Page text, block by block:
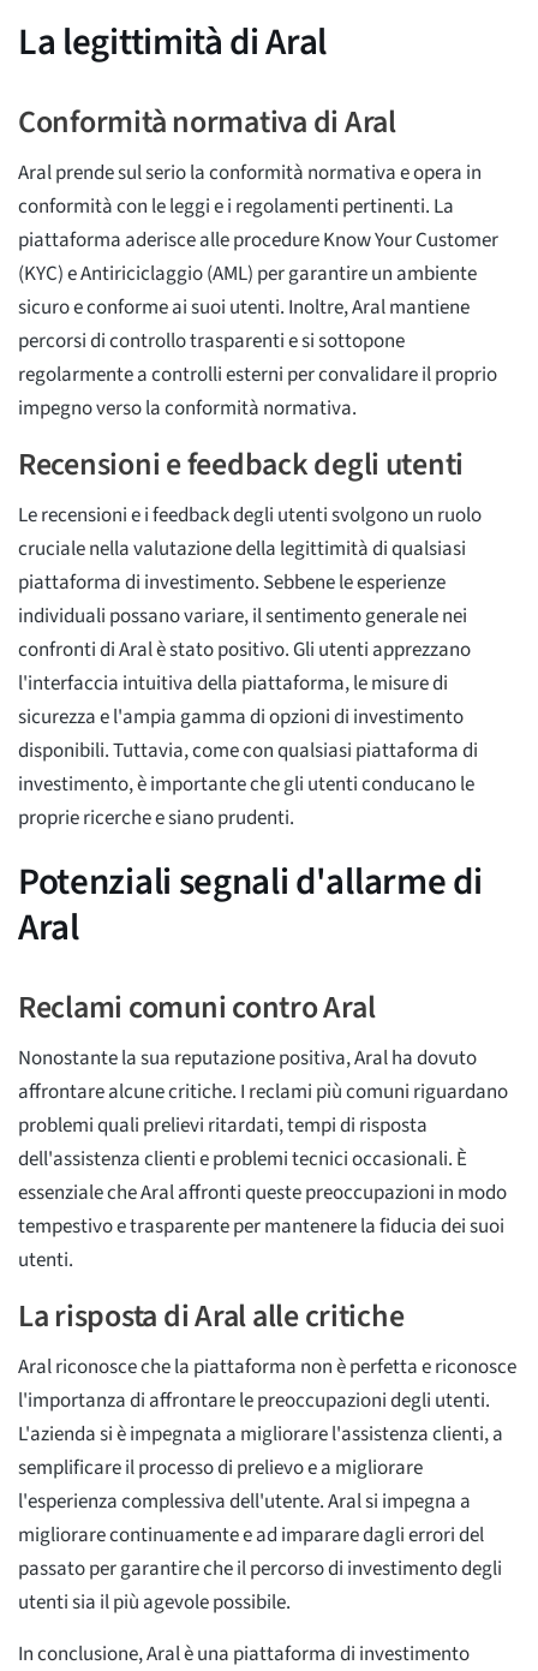
La legittimità di Aral
Conformità normativa di Aral
Aral prende sul serio la conformità normativa e opera in
conformità con le leggi e i regolamenti pertinenti. La
piattaforma aderisce alle procedure Know Your Customer
(KYC) e Antiriciclaggio (AML) per garantire un ambiente
sicuro e conforme ai suoi utenti. Inoltre, Aral mantiene
percorsi di controllo trasparenti e si sottopone
regolarmente a controlli esterni per convalidare il proprio
impegno verso la conformità normativa.
Recensioni e feedback degli utenti
Le recensioni e i feedback degli utenti svolgono un ruolo
cruciale nella valutazione della legittimità di qualsiasi
piattaforma di investimento. Sebbene le esperienze
individuali possano variare, il sentimento generale nei
confronti di Aral è stato positivo. Gli utenti apprezzano
l'interfaccia intuitiva della piattaforma, le misure di
sicurezza e l'ampia gamma di opzioni di investimento
disponibili. Tuttavia, come con qualsiasi piattaforma di
investimento, è importante che gli utenti conducano le
proprie ricerche e siano prudenti.
Potenziali segnali d'allarme di
Aral
Reclami comuni contro Aral
Nonostante la sua reputazione positiva, Aral ha dovuto
affrontare alcune critiche. I reclami più comuni riguardano
problemi quali prelievi ritardati, tempi di risposta
dell'assistenza clienti e problemi tecnici occasionali. È
essenziale che Aral affronti queste preoccupazioni in modo
tempestivo e trasparente per mantenere la fiducia dei suoi
utenti.
La risposta di Aral alle critiche
Aral riconosce che la piattaforma non è perfetta e riconosce
l'importanza di affrontare le preoccupazioni degli utenti.
L'azienda si è impegnata a migliorare l'assistenza clienti, a
semplificare il processo di prelievo e a migliorare
l'esperienza complessiva dell'utente. Aral si impegna a
migliorare continuamente e ad imparare dagli errori del
passato per garantire che il percorso di investimento degli
utenti sia il più agevole possibile.
In conclusione, Aral è una piattaforma di investimento